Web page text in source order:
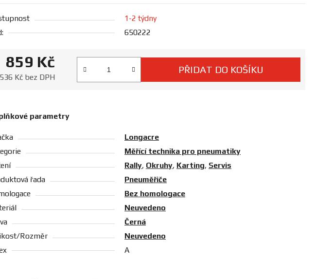
1-2 týdny
650222
859 Kč
Kč bez DPH
PŘIDAT DO KOŠÍKU
parametry
Longacre
Měřící technika pro pneumatiky
Rally, Okruhy, Karting, Servis
řada
Pneuměřiče
Bez homologace
Neuvedeno
Černá
Rozměr
Neuvedeno
A